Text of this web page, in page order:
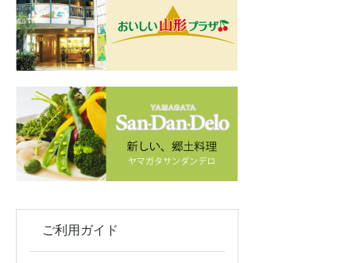
ご利用ガイド